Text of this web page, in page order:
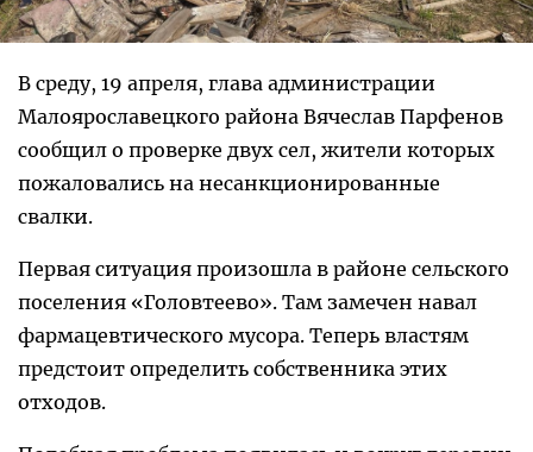
В среду, 19 апреля, глава администрации
Малоярославецкого района Вячеслав Парфенов
сообщил о проверке двух сел, жители которых
пожаловались на несанкционированные
свалки.
Первая ситуация произошла в районе сельского
поселения «Головтеево». Там замечен навал
фармацевтического мусора. Теперь властям
предстоит определить собственника этих
отходов.